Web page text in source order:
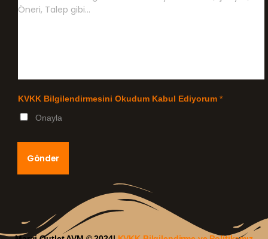
KVKK Bilgilendirmesini Okudum Kabul Ediyorum *
Onayla
Gönder